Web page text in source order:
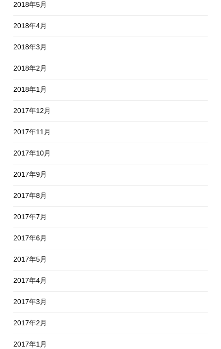
2018年5月
2018年4月
2018年3月
2018年2月
2018年1月
2017年12月
2017年11月
2017年10月
2017年9月
2017年8月
2017年7月
2017年6月
2017年5月
2017年4月
2017年3月
2017年2月
2017年1月